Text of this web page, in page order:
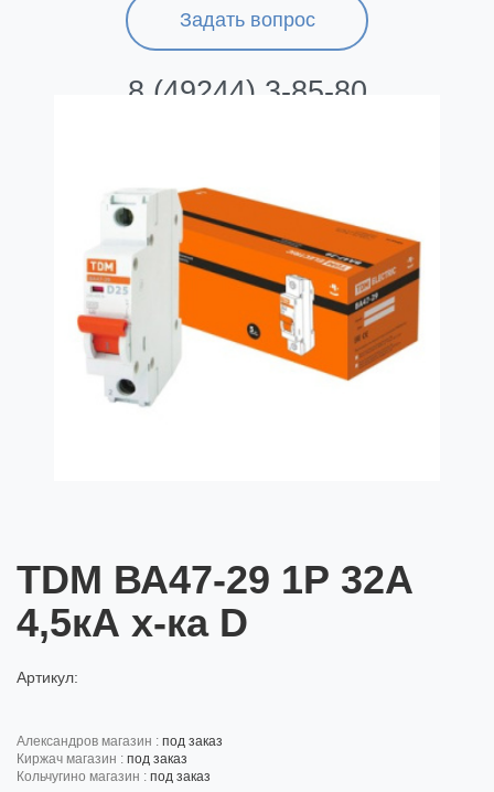
Задать вопрос
8 (49244) 3-85-80
TDM ВА47-29 1Р 32А
4,5кА х-ка D
Артикул:
александров магазин : под заказ
киржач магазин : под заказ
кольчугино магазин : под заказ